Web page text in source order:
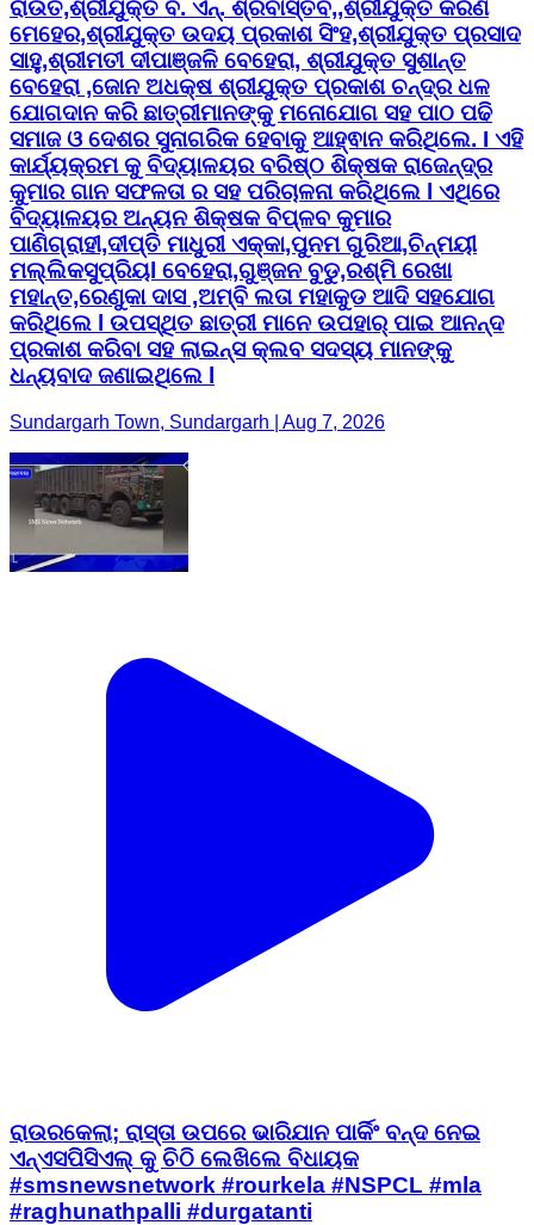
ରାଉତ,ଶ୍ରୀଯୁକ୍ତ ବି. ଏନ୍. ଶ୍ରିବାସ୍ତବ,,ଶ୍ରୀଯୁକ୍ତ କିରଣ
ମେହେର,ଶ୍ରୀଯୁକ୍ତ ଉଦୟ ପ୍ରକାଶ ସିଂହ,ଶ୍ରୀଯୁକ୍ତ ପ୍ରସାଦ
ସାହୁ,ଶ୍ରୀମତୀ ଦୀପାଞ୍ଜଳି ବେହେରା, ଶ୍ରୀଯୁକ୍ତ ସୁଶାନ୍ତ
ବେହେରା ,ଜୋନ ଅଧକ୍ଷ ଶ୍ରୀଯୁକ୍ତ ପ୍ରକାଶ ଚନ୍ଦ୍ର ଧଳ
ଯୋଗଦାନ କରି ଛାତ୍ରୀମାନଙ୍କୁ ମନୋଯୋଗ ସହ ପାଠ ପଢି
ସମାଜ ଓ ଦେଶର ସୁନାଗରିକ ହେବାକୁ ଆହ୍ଵାନ କରିଥିଲେ. I ଏହି
କାର୍ଯ୍ୟକ୍ରମ କୁ ବିଦ୍ୟାଳୟର ବରିଷ୍ଠ ଶିକ୍ଷକ ରାଜେନ୍ଦ୍ର
କୁମାର ଗାନ ସଫଳତା ର ସହ ପରିଚାଳନା କରିଥିଲେ l ଏଥିରେ
ବିଦ୍ୟାଳୟର ଅନ୍ୟନ ଶିକ୍ଷକ ବିପ୍ଳବ କୁମାର
ପାଣିଗ୍ରାହୀ,ଦୀପ୍ତି ମାଧୁରୀ ଏକ୍କା,ପୁନମ ଗୁରିଆ,ଚିନ୍ମୟୀ
ମଲ୍ଲିକସୁପ୍ରିୟl ବେହେରା,ଗୁଞ୍ଜନ ବୁଡୁ,ରଶ୍ମି ରେଖା
ମହାନ୍ତ,ରେଣୁକା ଦାସ ,ଅମ୍ବି ଲତା ମହାକୁଡ ଆଦି ସହଯୋଗ
କରିଥିଲେ l ଉପସ୍ଥିତ ଛାତ୍ରୀ ମାନେ ଉପହାର୍ ପାଇ ଆନନ୍ଦ
ପ୍ରକାଶ କରିବା ସହ ଲାଇନ୍ସ କ୍ଲବ ସଦସ୍ୟ ମାନଙ୍କୁ
ଧନ୍ୟବାଦ ଜଣାଇଥିଲେ l
Sundargarh Town, Sundargarh | Aug 7, 2026
ରାଉରକେଲା; ରାସ୍ତା ଉପରେ ଭାରିଯାନ ପାର୍କିଂ ବନ୍ଦ ନେଇ
ଏନ୍ଏସପିସିଏଲ୍ କୁ ଚିଠି ଲେଖିଲେ ବିଧାୟକ
#smsnewsnetwork #rourkela #NSPCL #mla
#raghunathpalli #durgatanti